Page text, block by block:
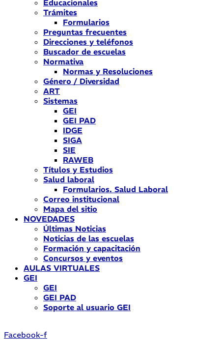
Educacionales
Trámites
Formularios
Preguntas frecuentes
Direcciones y teléfonos
Buscador de escuelas
Normativa
Normas y Resoluciones
Género / Diversidad
ART
Sistemas
GEI
GEI PAD
IDGE
SIGA
SIE
RAWEB
Títulos y Estudios
Salud laboral
Formularios. Salud Laboral
Correo institucional
Mapa del sitio
NOVEDADES
Últimas Noticias
Noticias de las escuelas
Formación y capacitación
Concursos y eventos
AULAS VIRTUALES
GEI
GEI
GEI PAD
Soporte al usuario GEI
Facebook-f